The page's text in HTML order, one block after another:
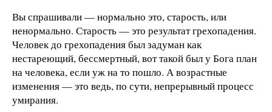
Вы спрашивали — нормально это, старость, или
ненормально. Старость — это результат грехопадения.
Человек до грехопадения был задуман как
нестареющий, бессмертный, вот такой был у Бога план
на человека, если уж на то пошло. А возрастные
изменения — это ведь, по сути, непрерывный процесс
умирания.